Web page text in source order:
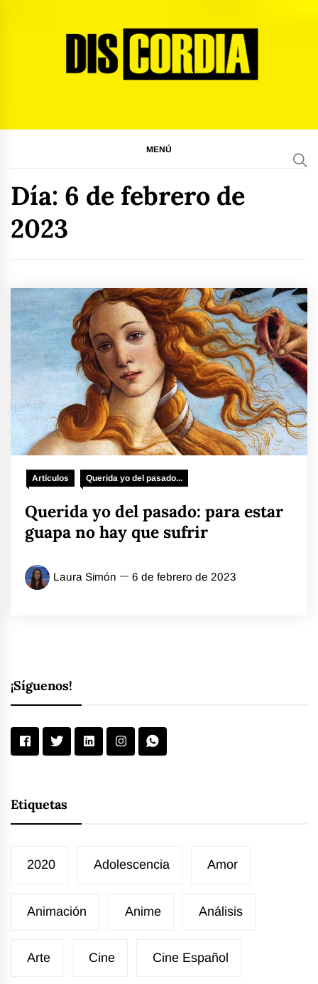
MENÚ
Día: 6 de febrero de
2023
Artículos Querida yo del pasado...
Querida yo del pasado: para estar
guapa no hay que sufrir
Laura Simón 6 de febrero de 2023
¡Síguenos!
Etiquetas
2020 Adolescencia Amor
Animación Anime Análisis
Arte Cine Cine Español